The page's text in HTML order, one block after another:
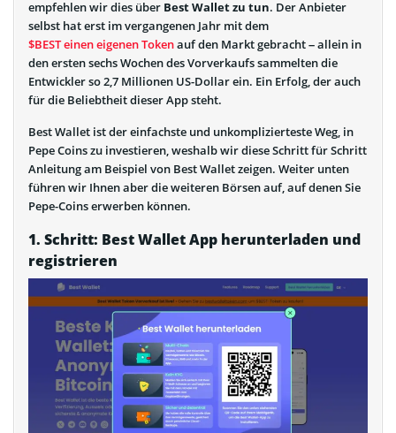
empfehlen wir dies über Best Wallet zu tun. Der Anbieter
selbst hat erst im vergangenen Jahr mit dem
$BEST einen eigenen Tokenauf den Markt gebracht – allein in
den ersten sechs Wochen des Vorverkaufs sammelten die
Entwickler so 2,7 Millionen US-Dollar ein. Ein Erfolg, der auch
für die Beliebtheit dieser App steht.
Best Wallet ist der einfachste und unkomplizierteste Weg, in
Pepe Coins zu investieren, weshalb wir diese Schritt für Schritt
Anleitung am Beispiel von Best Wallet zeigen. Weiter unten
führen wir Ihnen aber die weiteren Börsen auf, auf denen Sie
Pepe-Coins erwerben können.
1. Schritt: Best Wallet App herunterladen und
registrieren